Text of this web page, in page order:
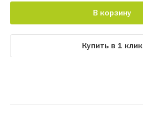
В корзину
Купить в 1 клик